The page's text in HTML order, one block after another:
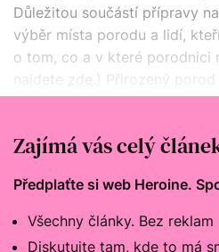
Důležitou součástí přípravy
výběr místa porodu a lidí,
o tom, co a v které porodnici
najdete
.) Přirozený
důvěry, bezpečí a respektu.
Zajímá vás celý
Předplaťte si web Heroine.
Všechny články. Bez reklam
Diskutujte tam, kde to má